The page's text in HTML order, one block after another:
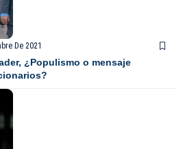
De 2021
¿Populismo o mensaje